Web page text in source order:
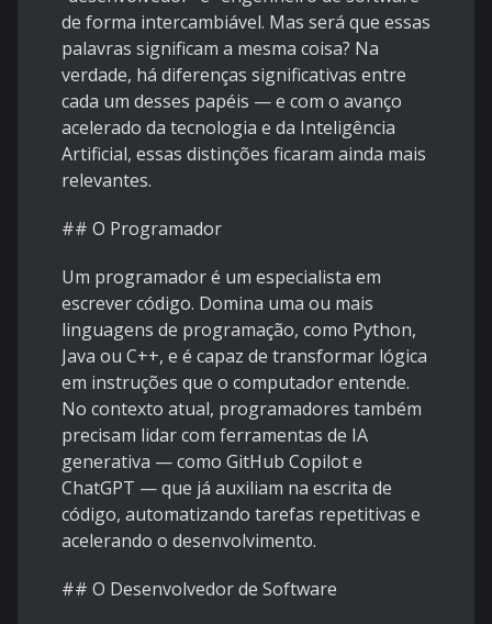
de forma intercambiável. Mas será que essas
palavras significam a mesma coisa? Na
verdade, há diferenças significativas entre
cada um desses papéis — e com o avanço
acelerado da tecnologia e da Inteligência
Artificial, essas distinções ficaram ainda mais
relevantes.
## O Programador
Um programador é um especialista em
escrever código. Domina uma ou mais
linguagens de programação, como Python,
Java ou C++, e é capaz de transformar lógica
em instruções que o computador entende.
No contexto atual, programadores também
precisam lidar com ferramentas de IA
generativa — como GitHub Copilot e
ChatGPT — que já auxiliam na escrita de
código, automatizando tarefas repetitivas e
acelerando o desenvolvimento.
## O Desenvolvedor de Software